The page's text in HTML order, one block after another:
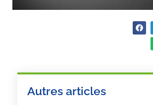
Autres articles